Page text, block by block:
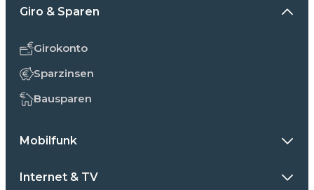
Giro & Sparen
Girokonto
Sparzinsen
Bausparen
Mobilfunk
Internet & TV